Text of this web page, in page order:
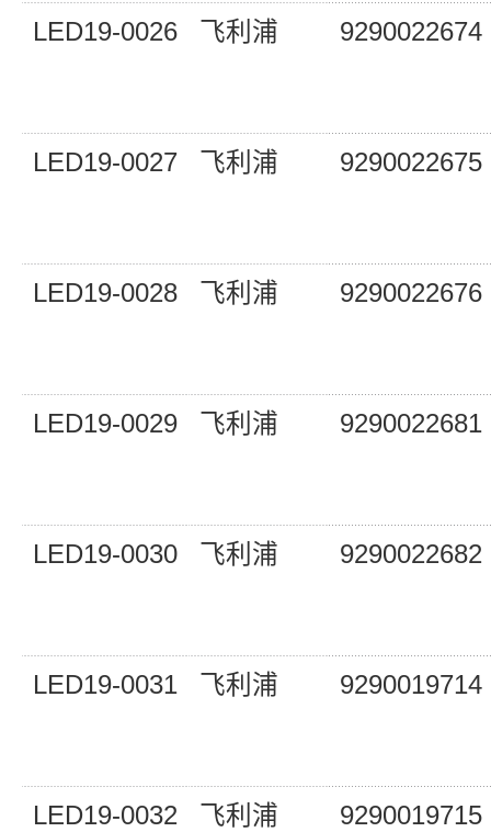
LED19-0026 飞利浦 9290022674
LED19-0027 飞利浦 9290022675
LED19-0028 飞利浦 9290022676
LED19-0029 飞利浦 9290022681
LED19-0030 飞利浦 9290022682
LED19-0031 飞利浦 9290019714
LED19-0032 飞利浦 9290019715